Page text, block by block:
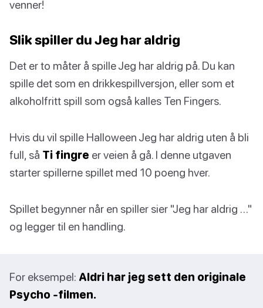
venner!
Slik spiller du Jeg har aldrig
Det er to måter å spille Jeg har aldrig på. Du kan
spille det som en drikkespillversjon, eller som et
alkoholfritt spill som også kalles Ten Fingers.
Hvis du vil spille Halloween Jeg har aldrig uten å bli
full, så Ti fingre er veien å gå. I denne utgaven
starter spillerne spillet med 10 poeng hver.
Spillet begynner når en spiller sier "Jeg har aldrig …"
og legger til en handling.
For eksempel: Aldri har jeg sett den originale
Psycho -filmen.